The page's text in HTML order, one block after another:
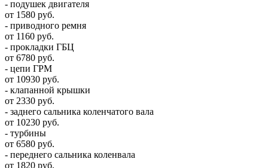
- подушек двигателя
от 1580 руб.
- приводного ремня
от 1160 руб.
- прокладки ГБЦ
от 6780 руб.
- цепи ГРМ
от 10930 руб.
- клапанной крышки
от 2330 руб.
- заднего сальника коленчатого вала
от 10230 руб.
- турбины
от 6580 руб.
- переднего сальника коленвала
от 1820 руб.